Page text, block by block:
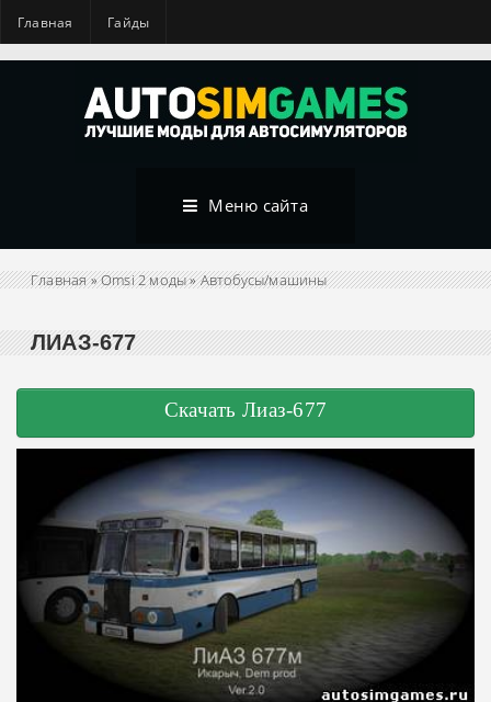
Главная Гайды
Меню сайта
Главная»Omsi 2 моды»Автобусы/машины
ЛИАЗ-677
Скачать Лиаз-677